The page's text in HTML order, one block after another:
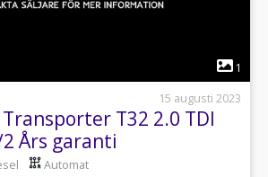
1
15 augusti 2023
T32 2.0 TDI
Års garanti
Automat